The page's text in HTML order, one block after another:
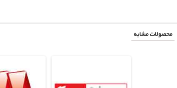
محصولات مشابه